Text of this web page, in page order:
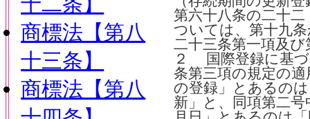
第六十八条の二十
ついては、第十九
二十三条第一項及
２ 国際登録に基づ
条第三項の規定の
の登録」とあるの
新」と、同項第二
商標法【第八
十三条】
商標法【第八